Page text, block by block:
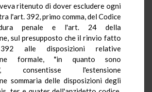
ritenuto di dover escludere ogni
l'art. 392, primo comma, del Codice
penale e l'art. 24 della
sul presupposto che il rinvio fatto
alle disposizioni relative
formale, "in quanto sono
consentisse l'estensione
sommaria delle disposizioni degli